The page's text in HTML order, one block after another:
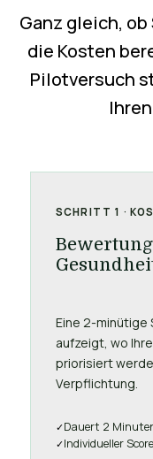
Ganz gleich,
die Kosten
Pilotversuch
SCHRITT 1 ·
Eine 2-
aufzeigt, wo
priorisiert
Verpflichtung.
Dauert 2
Individueller Score